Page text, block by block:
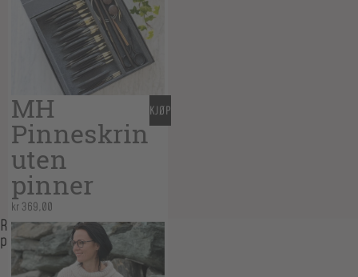
MH
Pinneskrin
uten
pinner
kr369,00
KJØP
Related
products